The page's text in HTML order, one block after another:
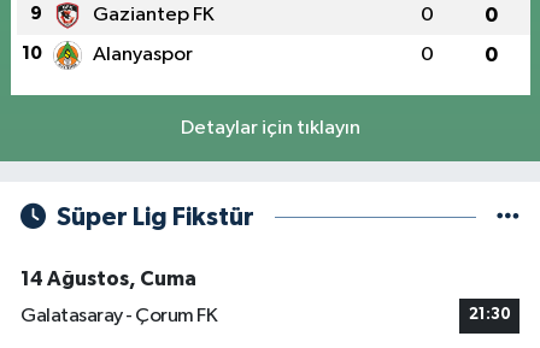
9 Gaziantep FK 0 0
10 Alanyaspor 0 0
Detaylar için tıklayın
Süper Lig Fikstür
14 Ağustos, Cuma
Galatasaray - Çorum FK
21:30